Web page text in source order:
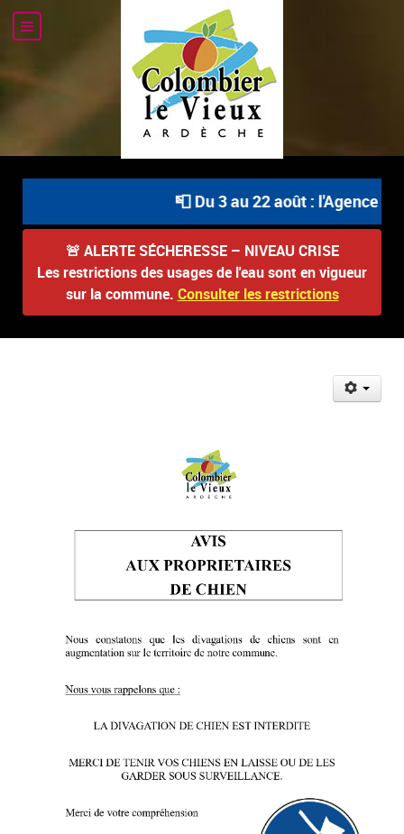
📮 Du 3 au 22 août : l'Agence
🚨 ALERTE SÉCHERESSE – NIVEAU CRISE
Les restrictions des usages de l'eau sont en vigueur
sur la commune. Consulter les restrictions